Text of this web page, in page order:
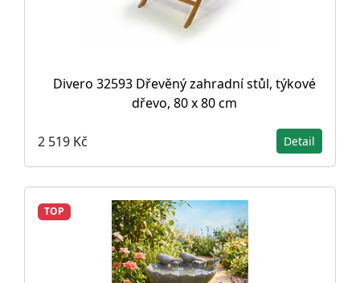
Divero 32593 Dřevěný zahradní stůl, týkové
dřevo, 80 x 80 cm
2 519 Kč Detail
TOP